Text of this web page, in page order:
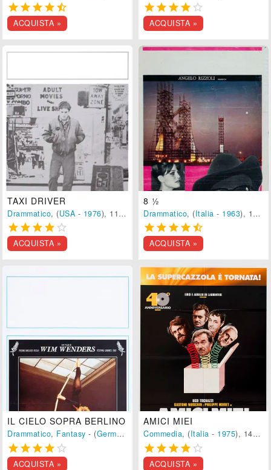
    
ACQUISTA »
    
ACQUISTA »
TAXI DRIVER
Drammatico, (USA - 1976), 113 min.
    
ACQUISTA »
8 ½
Drammatico, (Italia - 1963), 138 min.
    
ACQUISTA »
IL CIELO SOPRA BERLINO
Drammatico, Fantasy - (Germania 1987), 130 min.
    
ACQUISTA »
AMICI MIEI
Commedia, (Italia - 1975), 140 min.
    
ACQUISTA »